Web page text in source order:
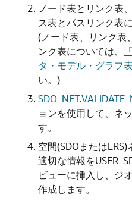
ノード表とリンク表
ス表とパスリンク表
(ノード表、リンク表
ンク表については、
タ・モデル・グラフ表
い。)
ョンを使用して、ネ
す。
空間(SDOまたはLRS)
適切な情報を
ビューに挿入し、ジ
作成します。